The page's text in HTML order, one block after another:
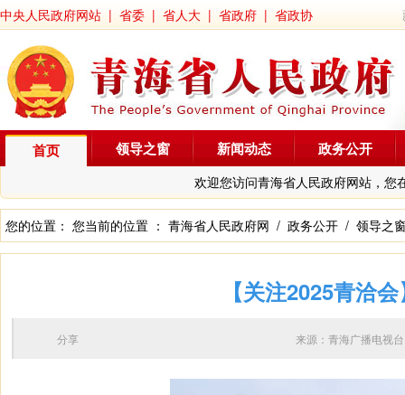
中央人民政府网站 | 省委 | 省人大 | 省政府 | 省政协
首页
欢迎您访问青海省人民政府网站，您
领导之窗 新闻动态 政务公开
您的位置： 您当前的位置 ： 青海省人民政府网 / 政务公开 / 领导之
【关注2025青洽
来源：青海广播电
分享